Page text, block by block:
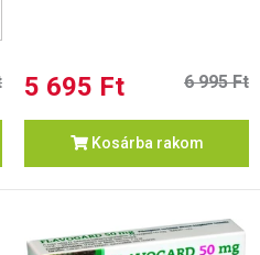
5 695 Ft 6 995 Ft
Kosárba rakom